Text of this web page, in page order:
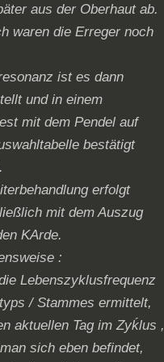
aus der Oberhaut ab.
waren die Erreger noch
ist es dann
und in einem
mit dem Pendel auf
bestätigt
erfolgt
mit dem Auszug
KArde.
:
Lebenszyklusfrequenz
/ Stammes ermittelt,
aktuellen Tag im Zyḱlus ,
sich eben befindet,